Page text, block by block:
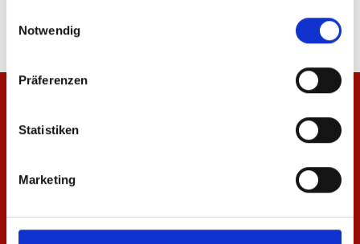
Notwendig
Präferenzen
Statistiken
Marketing